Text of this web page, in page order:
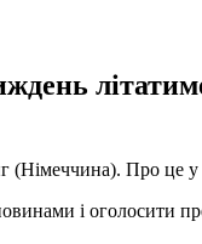
Про це у
і оголосити